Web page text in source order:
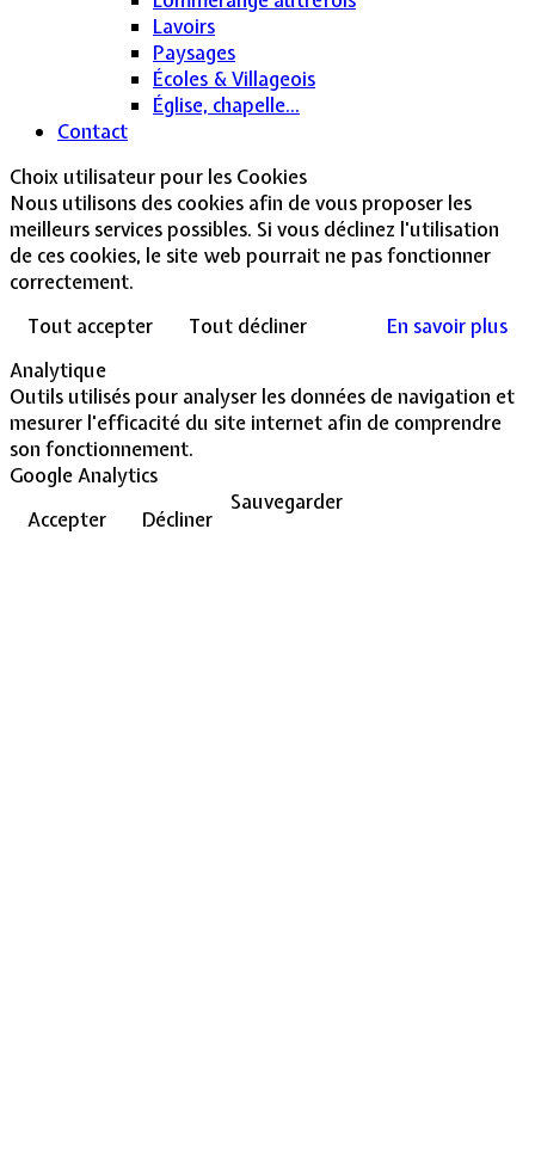
Lavoirs
Paysages
Écoles & Villageois
Église, chapelle...
Contact
Choix utilisateur pour les Cookies
Nous utilisons des cookies afin de vous proposer les
meilleurs services possibles. Si vous déclinez l'utilisation
de ces cookies, le site web pourrait ne pas fonctionner
correctement.
Tout accepter
Tout décliner
En savoir plus
Analytique
Outils utilisés pour analyser les données de navigation et
mesurer l'efficacité du site internet afin de comprendre
son fonctionnement.
Google Analytics
Accepter
Décliner
Sauvegarder